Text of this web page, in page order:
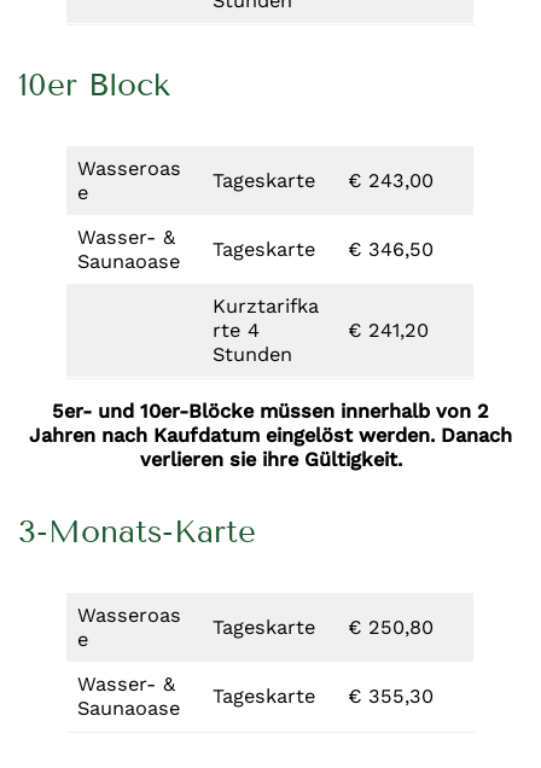
10er Block
Wasseroas
e
Tageskarte € 243,00
Wasser- &
Saunaoase
Tageskarte € 346,50
Kurztarifka
rte 4
Stunden
€ 241,20
5er- und 10er-Blöcke müssen innerhalb von 2
Jahren nach Kaufdatum eingelöst werden. Danach
verlieren sie ihre Gültigkeit.
3-Monats-Karte
Wasseroas
e
Tageskarte € 250,80
Wasser- &
Saunaoase
Tageskarte € 355,30